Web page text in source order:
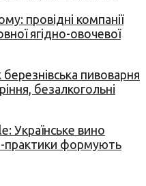
провідні компанії
ягідно-овочевої
пивоварня
безалкогольні
Українське вино
практики формують